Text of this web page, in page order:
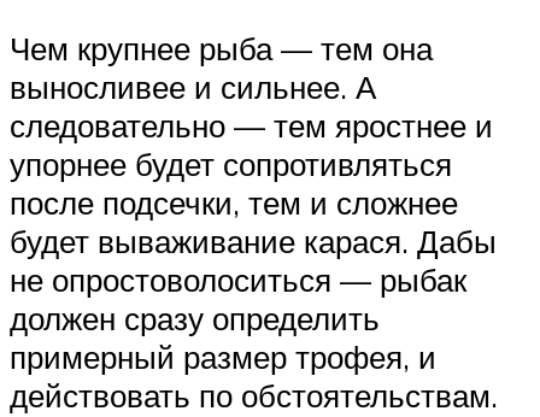
Чем крупнее рыба — тем она
выносливее и сильнее. А
следовательно — тем яростнее и
упорнее будет сопротивляться
после подсечки, тем и сложнее
будет вываживание карася. Дабы
не опростоволоситься — рыбак
должен сразу определить
примерный размер трофея, и
действовать по обстоятельствам.